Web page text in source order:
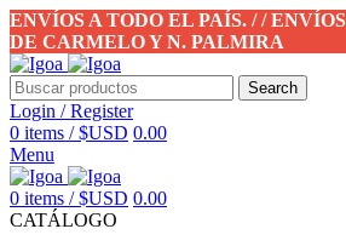
ENVÍOS A TODO EL PAÍS. / /
DE CARMELO Y N. PALMIRA
Search
Login / Register
0 items / $USD 0.00
Menu
0 items / $USD 0.00
CATÁLOGO